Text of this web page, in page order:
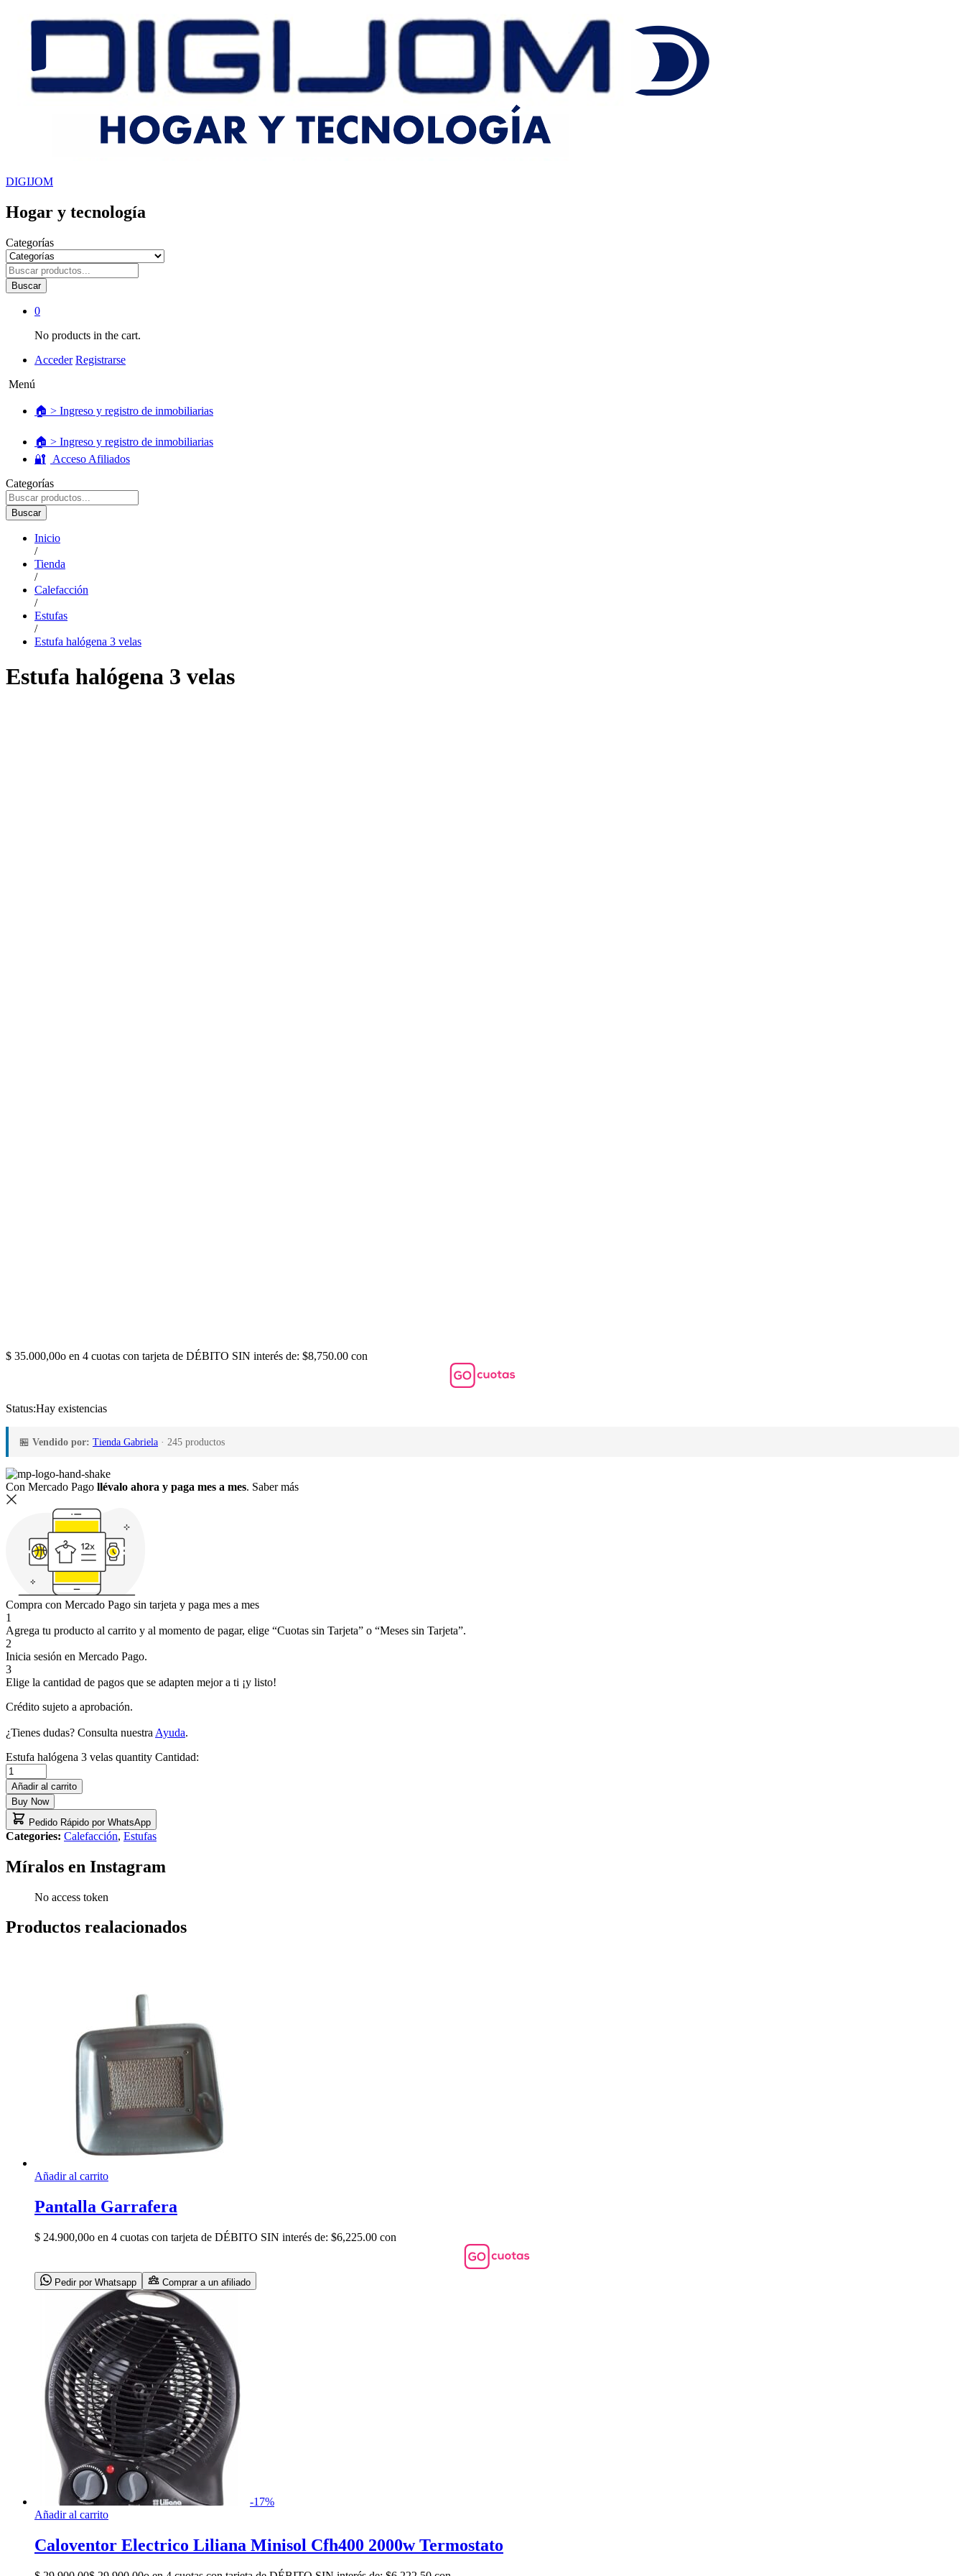
DIGIJOM
Hogar y tecnología
Categorías
Buscar
0
No products in the cart.
Acceder Registrarse
Menú
🏠 > Ingreso y registro de inmobiliarias
🏠 > Ingreso y registro de inmobiliarias
🔐
Acceso Afiliados
Categorías
Buscar
Inicio
/
Tienda
/
Calefacción
/
Estufas
/
Estufa halógena 3 velas
Estufa halógena 3 velas
$ 35.000,00o en 4 cuotas con tarjeta de DÉBITO SIN interés de: $8,750.00 con
Status:Hay existencias
🏪 Vendido por: Tienda Gabriela · 245 productos
Con Mercado Pago llévalo ahora y paga mes a mes. Saber más
Compra con Mercado Pago sin tarjeta y paga mes a mes
1
Agrega tu producto al carrito y al momento de pagar, elige “Cuotas sin Tarjeta” o “Meses sin Tarjeta”.
2
Inicia sesión en Mercado Pago.
3
Elige la cantidad de pagos que se adapten mejor a ti ¡y listo!
Crédito sujeto a aprobación.
¿Tienes dudas? Consulta nuestra Ayuda.
Estufa halógena 3 velas quantity Cantidad:
Añadir al carrito
Buy Now
Pedido Rápido por WhatsApp
Categories: Calefacción, Estufas
Míralos en Instagram
No access token
Productos realacionados
Añadir al carrito
Pantalla Garrafera
$ 24.900,00o en 4 cuotas con tarjeta de DÉBITO SIN interés de: $6,225.00 con
Pedir por Whatsapp Comprar a un afiliado
-17%
Añadir al carrito
Caloventor Electrico Liliana Minisol Cfh400 2000w Termostato